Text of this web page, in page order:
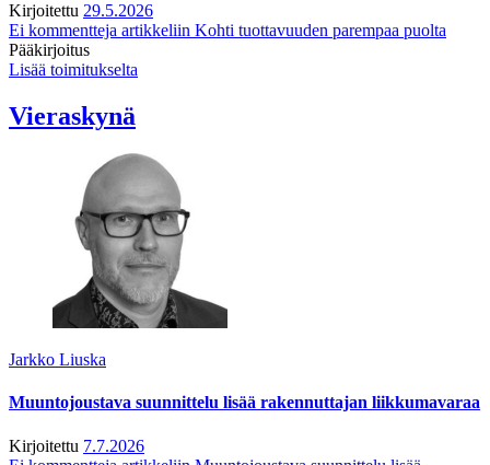
Kirjoitettu 29.5.2026
Ei kommentteja artikkeliin Kohti tuottavuuden parempaa puolta
Pääkirjoitus
Lisää toimitukselta
Vieraskynä
Jarkko Liuska
Muuntojoustava suunnittelu lisää rakennuttajan liikkumavaraa
Kirjoitettu 7.7.2026